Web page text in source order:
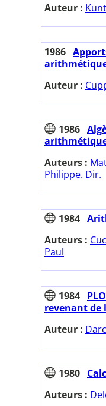
Auteur :
1986
Auteur :
1986
Auteurs :
Philippe. Dir.
1984
Auteurs :
Paul
1984
revenant de
Auteur :
1980
Auteurs :